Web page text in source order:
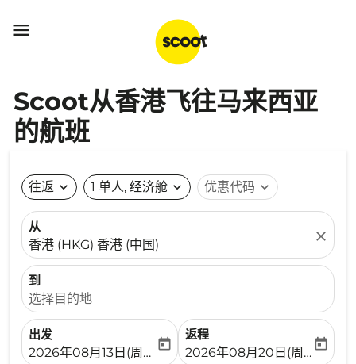

Scoot从香港飞往马来西亚
的航班
往返 expand_more 1 单人, 经济舱 expand_more 优惠代码 expand_more
从
香港 (HKG) 香港 (中国)
close
到
选择目的地
出发
fc-booking-departure-date-aria-label
2026年08月13日(周四)
today
返程
fc-booking-return-date-
2026年08月20日(周四)
today